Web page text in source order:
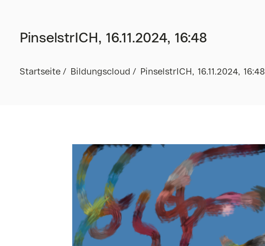
PinselstrICH, 16.11.2024, 16:48
Startseite Bildungscloud PinselstrICH, 16.11.2024, 16:48